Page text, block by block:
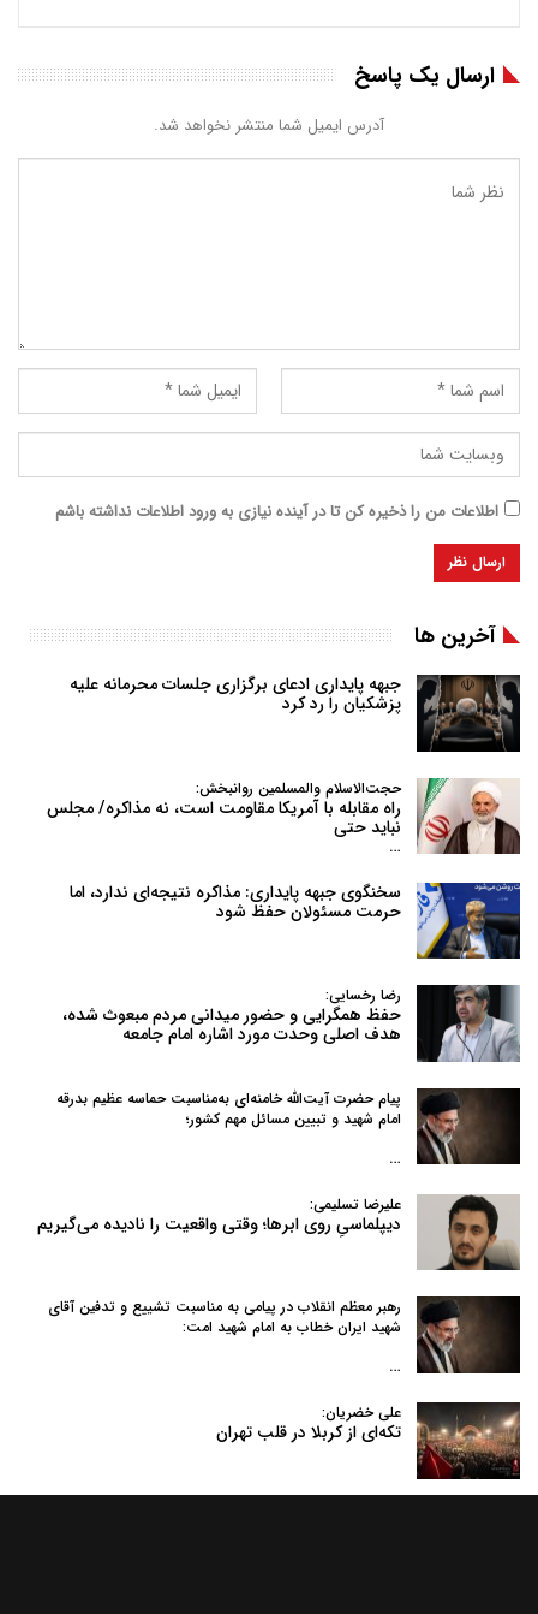
ارسال یک پاسخ
آدرس ایمیل شما منتشر نخواهد شد.
اطلاعات من را ذخیره کن تا در آینده نیازی به ورود اطلاعات نداشته باشم
آخرین ها
جبهه پایداری ادعای برگزاری جلسات محرمانه علیه
پزشکیان را رد کرد
حجت‌الاسلام والمسلمین روانبخش:
راه مقابله با آمریکا مقاومت است، نه مذاکره/ مجلس
نباید حتی
…
سخنگوی جبهه پایداری: مذاکره نتیجه‌ای ندارد، اما
حرمت مسئولان حفظ شود
رضا رخسایی:
حفظ همگرایی و حضور میدانی مردم مبعوث شده،
هدف اصلی وحدت مورد اشاره امام جامعه
پیام حضرت آیت‌الله خامنه‌ای به‌مناسبت حماسه عظیم بدرقه
امام شهید و تبیین مسائل مهم کشور؛
…
علیرضا تسلیمی:
دیپلماسیِ روی ابرها؛ وقتی واقعیت را نادیده می‌گیریم
رهبر معظم انقلاب در پیامی به‌ مناسبت تشییع و تدفین آقای
شهید ایران خطاب به امام شهید امت:
…
علی خضریان:
تکه‌ای از کربلا در قلب تهران